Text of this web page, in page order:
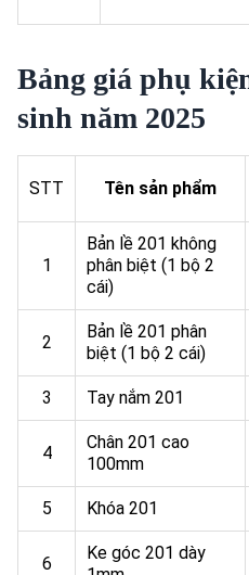
Bảng giá phụ
sinh năm 2025
STT Tên sản phẩm
1
Bản lề 201 không
phân biệt (1 bộ 2
cái)
2
Bản lề 201 phân
biệt (1 bộ 2 cái)
3 Tay nắm 201
4
Chân 201 cao
100mm
5 Khóa 201
6
Ke góc 201 dày